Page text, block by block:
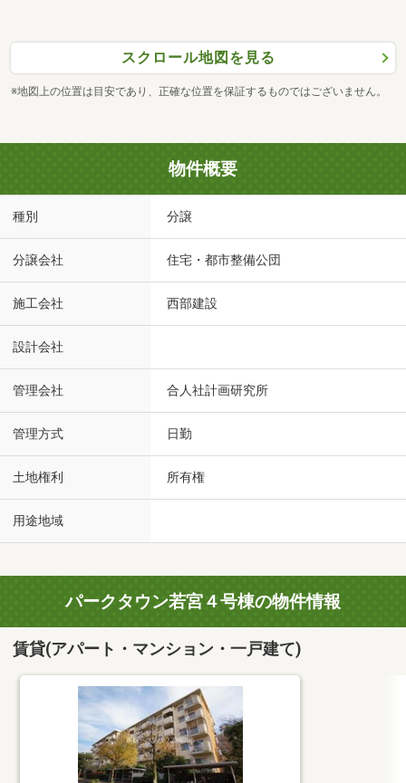
スクロール地図を見る
※地図上の位置は目安であり、正確な位置を保証するものではございません。
物件概要
種別 分譲
分譲会社 住宅・都市整備公団
施工会社 西部建設
設計会社
管理会社 合人社計画研究所
管理方式 日勤
土地権利 所有権
用途地域
パークタウン若宮４号棟の物件情報
賃貸(アパート・マンション・一戸建て)